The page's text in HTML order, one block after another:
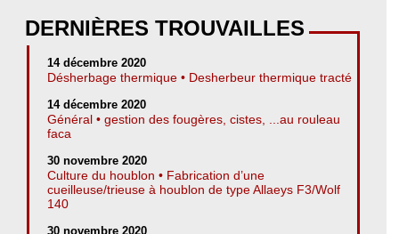
DERNIÈRES TROUVAILLES
14 décembre 2020
Désherbage thermique • Desherbeur thermique tracté
14 décembre 2020
Général • gestion des fougères, cistes, ...au rouleau
faca
30 novembre 2020
Culture du houblon • Fabrication d’une
cueilleuse/trieuse à houblon de type Allaeys F3/Wolf
140
30 novembre 2020